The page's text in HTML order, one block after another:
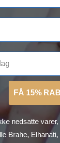
FÅ 15%
nedsatte varer,
Brahe,